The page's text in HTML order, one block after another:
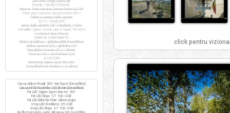
click pentru
FRANE / MANETE FRANA
Manete frana cursiera Saccon Dekor LD74P
Frane janta cursiera Saccon Dekor FD07
Cabluri si camasi cablu Jagwire
ROTI / ANVELOPE
Jante duble aluminiu 28" / Handbuilt / inalte
Schwalbe Spicer Active Line K-Guard 700x30C
+ extensii valve Presta
DIVERSE COMPONENTE
Ghidon tip bullhorn / ghidolina BBB RaceRibbon
Ghidon cursiera COX / ghidolina COX
Pipa ghidon Promax 25.4 / 80mm
Tisa sa COX / Sa ProRace COX
ACCESORII
Kilometraj Sigma Sport BC 400
Stop BikeForce Modest / 3 LED-uri
Casca ciclism Roadr 500 Van Rysel (Decathlon)
Casca MTB Rockrider SIX Btwin (Decathlon)
Far LED Sigma Sport Buster 200
Far LED Elops ST 920 USB
Far LED BikeFun Pixie silicon negru
Stop LED Rockbros Q5 USB
Stop LED Elops ST 920 USB